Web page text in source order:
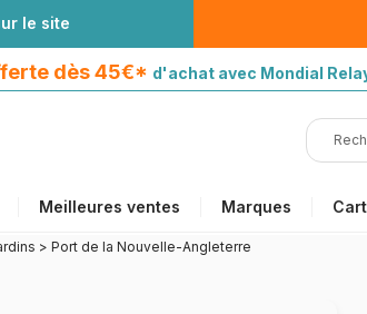
le site
dès 45€* d'achat avec Mondial
Meilleures ventes Marques
Relay
> Port de la Nouvelle-Angleterre